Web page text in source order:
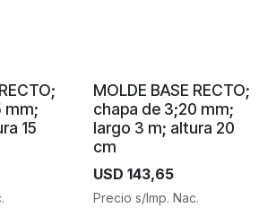
mm;
15
MOLDE BASE RECTO;
chapa de 3;20 mm;
largo 3 m; altura 20
cm
USD 143,65
Precio s/Imp. Nac.